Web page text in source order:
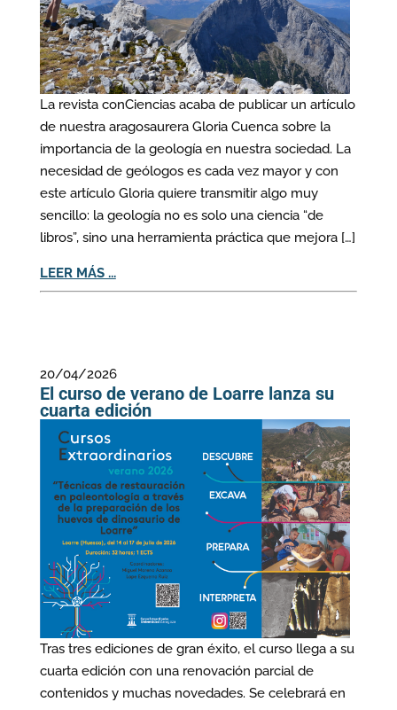
La revista conCiencias acaba de publicar un artículo
de nuestra aragosaurera Gloria Cuenca sobre la
importancia de la geología en nuestra sociedad. La
necesidad de geólogos es cada vez mayor y con
este artículo Gloria quiere transmitir algo muy
sencillo: la geología no es solo una ciencia “de
libros”, sino una herramienta práctica que mejora […]
LEER MÁS ...
20/04/2026
El curso de verano de Loarre lanza su
cuarta edición
Tras tres ediciones de gran éxito, el curso llega a su
cuarta edición con una renovación parcial de
contenidos y muchas novedades. Se celebrará en